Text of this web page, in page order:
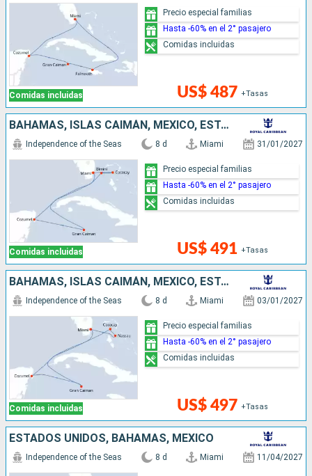
Comidas incluidas US$ 487 +Tasas
Precio especial familias
Hasta -60% en el 2° pasajero
Comidas incluidas
BAHAMAS, ISLAS CAIMÁN, MÉXICO, ESTADOS UNIDOS
Comidas incluidas
Independence of the Seas 8 d Miami 31/01/2027
US$ 491 +Tasas
Precio especial familias
Hasta -60% en el 2° pasajero
Comidas incluidas
BAHAMAS, ISLAS CAIMÁN, MÉXICO, ESTADOS UNIDOS
Comidas incluidas
Independence of the Seas 8 d Miami 03/01/2027
US$ 497 +Tasas
Precio especial familias
Hasta -60% en el 2° pasajero
Comidas incluidas
ESTADOS UNIDOS, BAHAMAS, MÉXICO
Independence of the Seas 8 d Miami 11/04/2027